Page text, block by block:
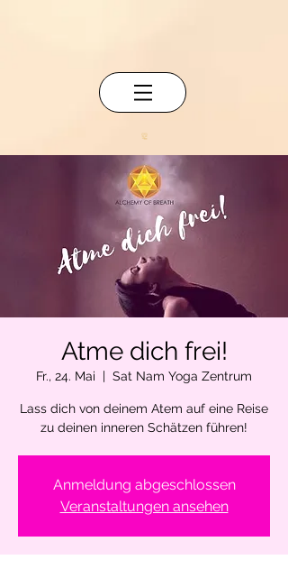
Atme dich frei!
Fr., 24. Mai
  |
Sat Nam Yoga Zentrum
Lass dich von deinem Atem auf eine Reise
zu deinen inneren Schätzen führen!
Anmeldung abgeschlossen
Veranstaltungen ansehen